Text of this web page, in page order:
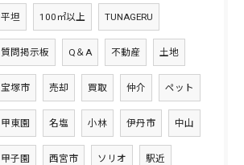
平坦 100㎡以上 TUNAGERU
質問掲示板 Q＆A 不動産 土地
宝塚市 売却 買取 仲介 ペット
甲東園 名塩 小林 伊丹市 中山
甲子園 西宮市 ソリオ 駅近